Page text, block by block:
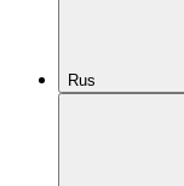
Rus